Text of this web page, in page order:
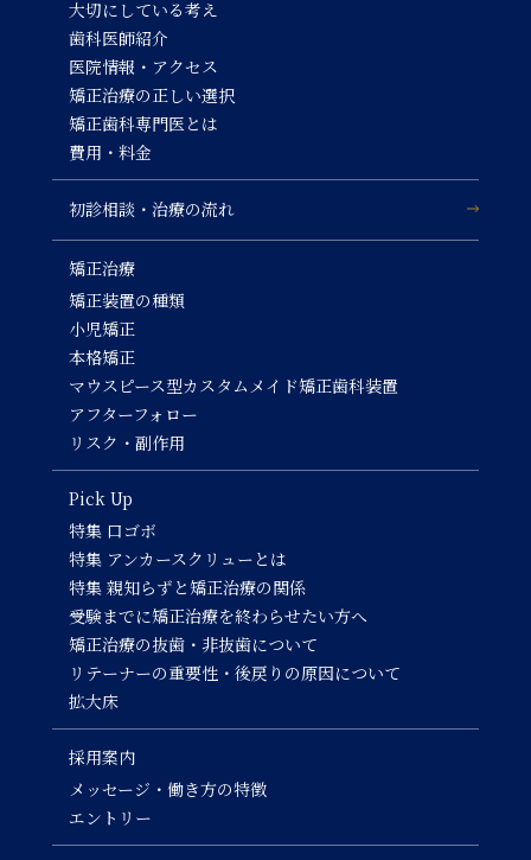
大切にしている考え
歯科医師紹介
医院情報・アクセス
矯正治療の正しい選択
矯正歯科専門医とは
費用・料金
初診相談・治療の流れ
矯正治療
矯正装置の種類
小児矯正
本格矯正
マウスピース型カスタムメイド矯正歯科装置
アフターフォロー
リスク・副作用
Pick Up
特集 口ゴボ
特集 アンカースクリューとは
特集 親知らずと矯正治療の関係
受験までに矯正治療を終わらせたい方へ
矯正治療の抜歯・非抜歯について
リテーナーの重要性・後戻りの原因について
拡大床
採用案内
メッセージ・働き方の特徴
エントリー